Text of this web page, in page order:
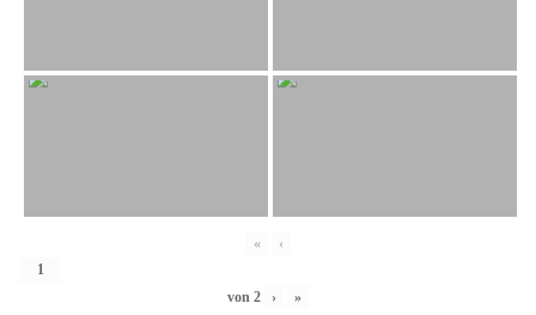
« ‹
von 2 › »